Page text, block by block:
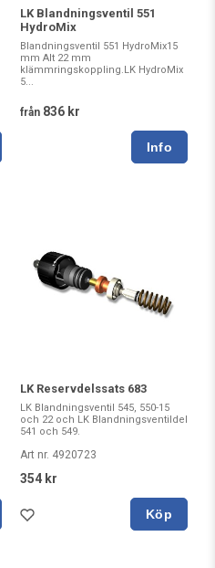
LK Blandningsventil 551
HydroMix
Blandningsventil 551 HydroMix15
mm Alt 22 mm
klämmringskoppling.LK HydroMix
5...
från 836 kr
LK Reservdelssats 683
LK Blandningsventil 545, 550-15
och 22 och LK Blandningsventildel
541 och 549.
Art nr. 4920723
354 kr
Köp